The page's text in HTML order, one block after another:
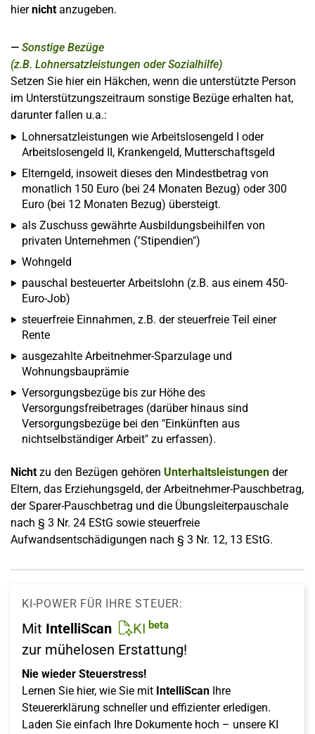
hiernichtanzugeben.
Sonstige Bezüge
(z.B. Lohnersatzleistungen oder Sozialhilfe)
Setzen Sie hier ein Häkchen, wenn die unterstützte Person
im Unterstützungszeitraum sonstige Bezüge erhalten hat,
darunter fallen u.a.:
Lohnersatzleistungen wie Arbeitslosengeld I oder
Arbeitslosengeld II, Krankengeld, Mutterschaftsgeld
Elterngeld, insoweit dieses den Mindestbetrag von
monatlich 150 Euro (bei 24 Monaten Bezug) oder 300
Euro (bei 12 Monaten Bezug) übersteigt.
als Zuschuss gewährte Ausbildungsbeihilfen von
privaten Unternehmen ("Stipendien")
Wohngeld
pauschal besteuerter Arbeitslohn (z.B. aus einem 450-
Euro-Job)
steuerfreie Einnahmen, z.B. der steuerfreie Teil einer
Rente
ausgezahlte Arbeitnehmer-Sparzulage und
Wohnungsbauprämie
Versorgungsbezüge bis zur Höhe des
Versorgungsfreibetrages (darüber hinaus sind
Versorgungsbezüge bei den "Einkünften aus
nichtselbständiger Arbeit" zu erfassen).
Nichtzu den Bezügen gehören Unterhaltsleistungen der
Eltern, das Erziehungsgeld, der Arbeitnehmer-Pauschbetrag,
der Sparer-Pauschbetrag und die Übungsleiterpauschale
nach § 3 Nr. 24 EStG sowie steuerfreie
Aufwandsentschädigungen nach § 3 Nr. 12, 13 EStG.
KI-POWER FÜR IHRE STEUER:
Mit IntelliScan KI beta
zur mühelosen Erstattung!
Nie wieder Steuerstress!
Lernen Sie hier, wie Sie mit IntelliScan Ihre
Steuererklärung schneller und effizienter erledigen.
Laden Sie einfach Ihre Dokumente hoch – unsere KI